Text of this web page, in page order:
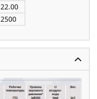
22.00
2500